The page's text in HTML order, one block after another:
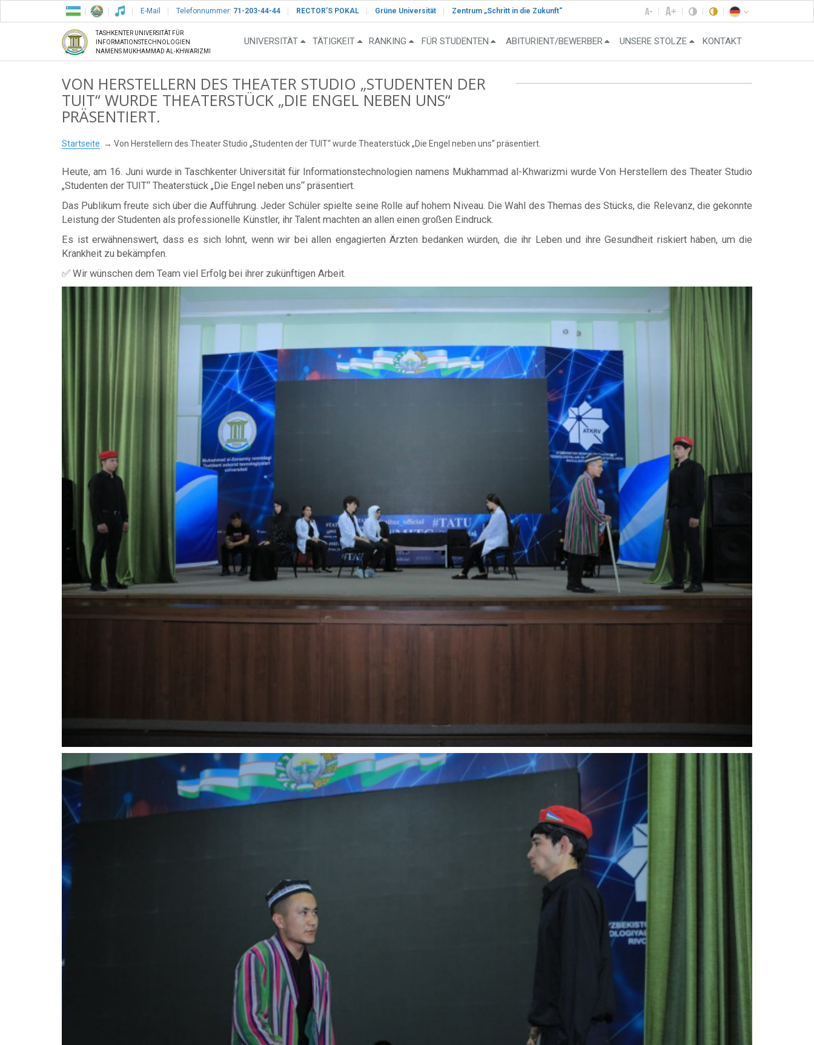
E-Mail Telefonnummer: 71-203-44-44 RECTOR’S POKAL Grüne Universität Zentrum „Schritt in die Zukunft“
TASHKENTER UNIVERSITÄT FÜR
INFORMATIONSTECHNOLOGIEN
NAMENS MUKHAMMAD AL-KHWARIZMI
UNIVERSITÄT TÄTIGKEIT RANKING FÜR STUDENTEN ABITURIENT/BEWERBER UNSERE STOLZE KONTAKT
VON HERSTELLERN DES THEATER STUDIO „STUDENTEN DER
TUIT“ WURDE THEATERSTÜCK „DIE ENGEL NEBEN UNS“
PRÄSENTIERT.
Startseite Von Herstellern des Theater Studio „Studenten der TUIT“ wurde Theaterstück „Die Engel neben uns“ präsentiert.
Heute, am 16. Juni wurde in Taschkenter Universität für Informationstechnologien namens Mukhammad al-Khwarizmi wurde Von Herstellern des Theater Studio
„Studenten der TUIT“ Theaterstück „Die Engel neben uns“ präsentiert.
Das Publikum freute sich über die Aufführung. Jeder Schüler spielte seine Rolle auf hohem Niveau. Die Wahl des Themas des Stücks, die Relevanz, die gekonnte
Leistung der Studenten als professionelle Künstler, ihr Talent machten an allen einen großen Eindruck.
Es ist erwähnenswert, dass es sich lohnt, wenn wir bei allen engagierten Ärzten bedanken würden, die ihr Leben und ihre Gesundheit riskiert haben, um die
Krankheit zu bekämpfen.
✅ Wir wünschen dem Team viel Erfolg bei ihrer zukünftigen Arbeit.